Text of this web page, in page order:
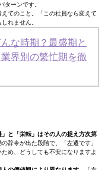
ターンです。
てのこと。「この社員なら変えて
れません。
な時期？最盛期と
界別の繁忙期を徹
と「栄転」はその人の捉え方次第
辞令が出た段階で、「左遷です」
め、どうしても不安になりますよ